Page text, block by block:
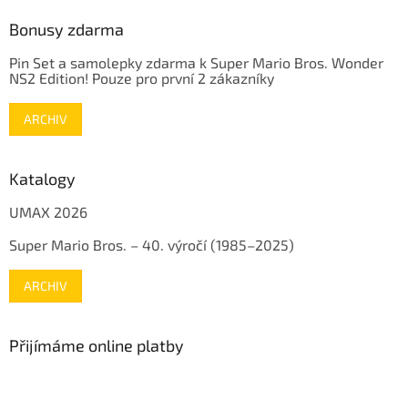
Bonusy zdarma
Pin Set a samolepky zdarma k Super Mario Bros. Wonder
NS2 Edition! Pouze pro první 2 zákazníky
ARCHIV
Katalogy
UMAX 2026
Super Mario Bros. – 40. výročí (1985–2025)
ARCHIV
Přijímáme online platby